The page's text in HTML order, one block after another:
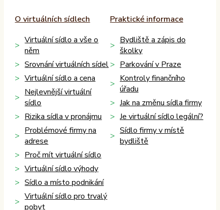
O virtuálních sídlech
Virtuální sídlo a vše o
něm
Srovnání virtuálních sídel
Virtuální sídlo a cena
Nejlevnější virtuální
sídlo
Rizika sídla v pronájmu
Problémové firmy na
adrese
Proč mít virtuální sídlo
Virtuální sídlo výhody
Sídlo a místo podnikání
Virtuální sídlo pro trvalý
pobyt
Praktické informace
Bydliště a zápis do
školky
Parkování v Praze
Kontroly finančního
úřadu
Jak na změnu sídla firmy
Je virtuální sídlo legální?
Sídlo firmy v místě
bydliště